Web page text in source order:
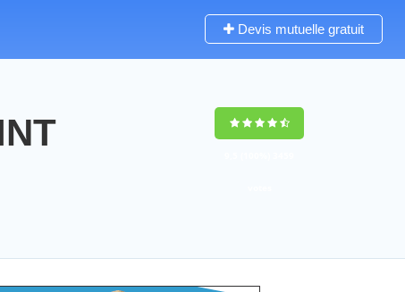
Devis mutuelle gratuit